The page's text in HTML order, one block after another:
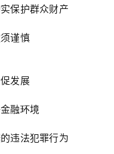
保护群众财产
谨慎
发展
融环境
违法犯罪行为